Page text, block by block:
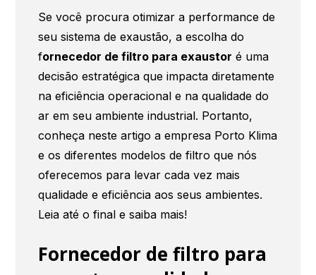
Se você procura otimizar a performance de
seu sistema de exaustão, a escolha do
fornecedor de filtro para exaustor é uma
decisão estratégica que impacta diretamente
na eficiência operacional e na qualidade do
ar em seu ambiente industrial. Portanto,
conheça neste artigo a empresa Porto Klima
e os diferentes modelos de filtro que nós
oferecemos para levar cada vez mais
qualidade e eficiência aos seus ambientes.
Leia até o final e saiba mais!
Fornecedor de filtro para